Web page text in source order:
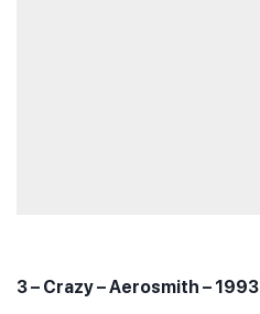
3 – Crazy – Aerosmith – 1993